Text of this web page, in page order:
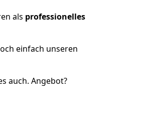
als professionelles
einfach unseren
auch. Angebot?